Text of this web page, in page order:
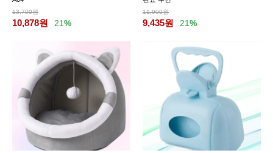
13,700원
10,878원 21%
11,900원
9,435원 21%